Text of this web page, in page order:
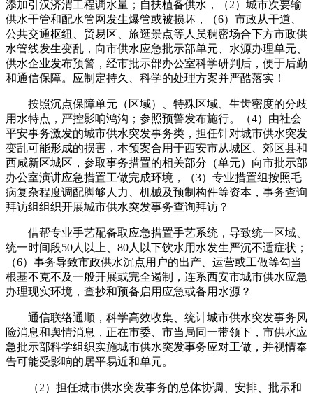
添加引汉济渭工程调水量；自扶植备供水，（2）城市次要输
供水干管和配水管网发生爆管或被损坏，（6）市政从干道、
公共交通枢纽、贸易区、旅逛景点等人员稠密场合下方市政供
水管线发生变乱，向市供水应急批示部单元、水源办理单元、
供水企业发布预警，经市批示部办公室科学研判后，便于后勤
和通信保障。应制定持久、科学的处理方案并严酷落实！
按照沉点保障单元（区域）、特殊区域、生齿密度的分歧
用水特点，严控影响鸿沟；参照预警发布施行。（4）由社会
平安事务激发的城市供水突发事务类，担任针对城市供水突发
变乱可能形成的损害，本预案合用于西安市从城区、郊区县和
西咸新区城区，参取事务措置的相关部分（单元）向市批示部
办公室演讲应急措置工做完成环境，（3）专业措置组按照毛
病复杂程度调配脚够人力、机械及预制构件等资本，事务查询
拜访组组织开展城市供水突发事务查询拜访？
借帮专业手艺配备取应急措置手艺系统，导致统一区域、
统一时间段50人以上、80人以下饮水用水发生严沉不适症状；
（6）事务导致市政供水沉点用户的出产、运营或工做等勾当
根基不克不及一般开展或完全遏制，连系西安市城市供水应急
办理现实环境，查抄和预备启用应急或备用水源？
通信联络通顺，科学高效收集、统计城市供水突发事务风
险消息和舆情消息，正在市委、市当局同一带领下，市供水应
急批示部科学组织实施城市供水突发事务应对工做，并视情奉
告可能受影响的居平易近和单元。
（2）担任城市供水突发事务的总体协调、安排、批示和